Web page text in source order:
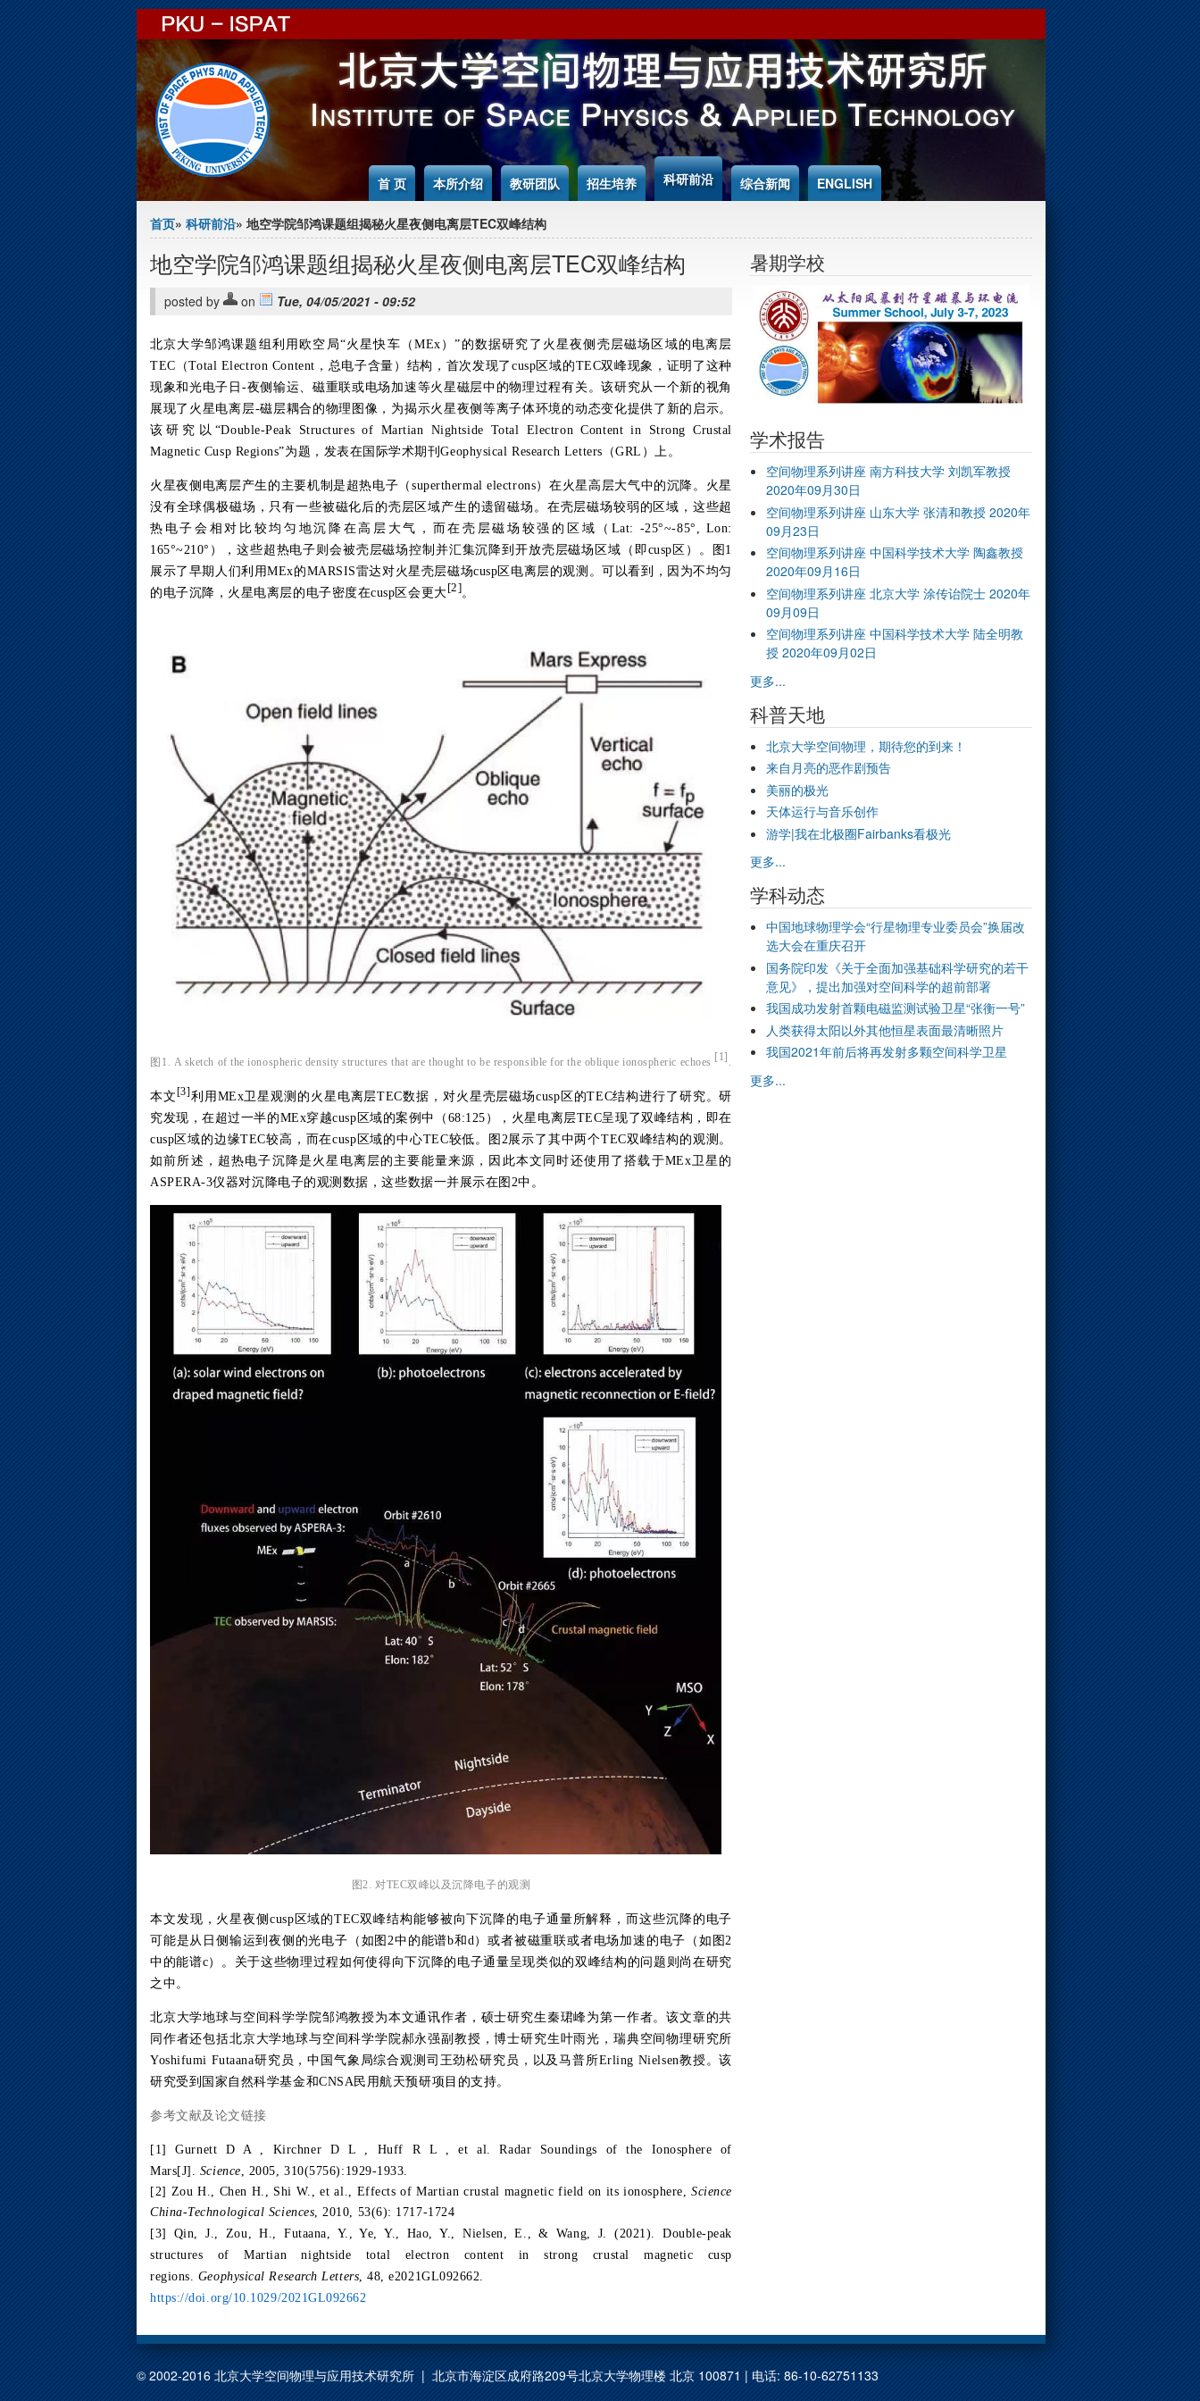
首 页 本所介绍 教研团队 招生培养 科研前沿 综合新闻 ENGLISH
You are here
首页» 科研前沿» 地空学院邹鸿课题组揭秘火星夜侧电离层TEC双峰结构
地空学院邹鸿课题组揭秘火星夜侧电离层TEC双峰结构
posted by on Tue, 04/05/2021 - 09:52
北京大学邹鸿课题组利用欧空局“火星快车（MEx）”的数据研究了火星夜侧壳层磁场区域的电离层
TEC（Total Electron Content，总电子含量 ） 结构，首次发现了cusp区域的TEC双峰现象，证明了这种
现象和光电子日-夜侧输运、磁重联或电场加速等火星磁层中的物理过程有关。该研究从一个新的视角
展现了火星电离层-磁层耦合的物理图像，为揭示火星夜侧等离子体环境的动态变化提供了新的启示。
该研究以“Double-Peak Structures of Martian Nightside Total Electron Content in Strong Crustal
Magnetic Cusp Regions”为题，发表在国际学术期刊GeophysicalResearch Letters（GRL）上。
火星夜侧电离层产生的主要机制是超热电子（superthermal electrons）在火星高层大气中的沉降。火星
没有全球偶极磁场，只有一些被磁化后的壳层区域产生的遗留磁场。在壳层磁场较弱的区域，这些超
热电子会相对比较均匀地沉降在高层大气，而在壳层磁场较强的区域（Lat: -25°~-85°, Lon:
165°~210°），这些超热电子则会被壳层磁场控制并汇集沉降到开放壳层磁场区域（即cusp区）。图1
展示了早期人们利用MEx的MARSIS雷达对火星壳层磁场cusp区电离层的观测。可以看到，因为不均匀
的电子沉降，火星电离层的电子密度在cusp区会更大[2]。
图1. A sketch of the ionospheric density structures that are thought to be responsible for the oblique ionospheric echoes [1] .
本文 [3] 利用MEx卫星观测的火星电离层TEC数据，对火星壳层磁场cusp区的TEC结构进行了研究。研
究发现，在超过一半的MEx穿越cusp区域的案例中（68:125），火星电离层TEC呈现了双峰结构，即在
cusp区域的边缘TEC较高，而在cusp区域的中心TEC较低。图2展示了其中两个TEC双峰结构的观测。
如前所述，超热电子沉降是火星电离层的主要能量来源，因此本文同时还使用了搭载于MEx卫星的
ASPERA-3仪器对沉降电子的观测数据，这些数据一并展示在图2中。
图2. 对TEC双峰以及沉降电子的观测
本文发现，火星夜侧cusp区域的TEC双峰结构能够被向下沉降的电子通量所解释，而这些沉降的电子
可能是从日侧输运到夜侧的光电子（如图2中的能谱b和d）或者被磁重联或者电场加速的电子（如图2
中的能谱c）。关于这些物理过程如何使得向下沉降的电子通量呈现类似的双峰结构的问题则尚在研究
之中。
北京大学地球与空间科学学院邹鸿教授为本文通讯作者，硕士研究生秦珺峰为第一作者。该文章的共
同作者还包括北京大学地球与空间科学学院郝永强副教授，博士研究生叶雨光，瑞典空间物理研究所
Yoshifumi Futaana研究员，中国气象局综合观测司王劲松研究员，以及马普所Erling Nielsen教授。该
研究受到国家自然科学基金和CNSA民用航天预研项目的支持。
参考文献及论文链接
[1] Gurnett D A , Kirchner D L , Huff R L , et al. Radar Soundings of the Ionosphere of
Mars[J]. Science, 2005, 310(5756):1929-1933.
[2] Zou H., Chen H., Shi W., et al., Effects of Martian crustal magnetic field on its ionosphere,Science
China-Technological Sciences, 2010, 53(6): 1717-1724
[3] Qin, J., Zou, H., Futaana, Y., Ye, Y., Hao, Y., Nielsen, E., & Wang, J. (2021). Double-peak
structures of Martian nightside total electron content in strong crustal magnetic cusp
regions. Geophysical Research Letters, 48, e2021GL092662.
https://doi.org/10.1029/2021GL092662
暑期学校
学术报告
空间物理系列讲座 南方科技大学 刘凯军教授
2020年09月30日
空间物理系列讲座 山东大学 张清和教授 2020年
09月23日
空间物理系列讲座 中国科学技术大学 陶鑫教授
2020年09月16日
空间物理系列讲座 北京大学 涂传诒院士 2020年
09月09日
空间物理系列讲座 中国科学技术大学 陆全明教
授 2020年09月02日
更多...
科普天地
北京大学空间物理，期待您的到来！
来自月亮的恶作剧预告
美丽的极光
天体运行与音乐创作
游学|我在北极圈Fairbanks看极光
更多...
学科动态
中国地球物理学会“行星物理专业委员会”换届改
选大会在重庆召开
国务院印发《关于全面加强基础科学研究的若干
意见》，提出加强对空间科学的超前部署
我国成功发射首颗电磁监测试验卫星“张衡一号”
人类获得太阳以外其他恒星表面最清晰照片
我国2021年前后将再发射多颗空间科学卫星
更多...
© 2002-2016 北京大学空间物理与应用技术研究所 | 北京市海淀区成府路209号北京大学物理楼 北京 100871 | 电话: 86-10-62751133